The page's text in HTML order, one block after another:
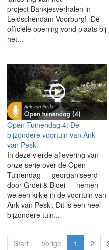
project Bankjesverhalen in
Leidschendam-Voorburg! De
officiële opening vond plaats bij
het...
Open Tuinendag 4: De
bijzondere voortuin van Ank
van Peski
In deze vierde aflevering van
onze serie over de Open
Tuinendag — georganiseerd
door Groei & Bloei — nemen
we een kijkje in de voortuin van
Ank van Peski. Dit is een heel
bijzondere tuin...
Start Vorige 1 2